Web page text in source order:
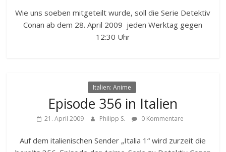
Wie uns soeben mitgeteilt wurde, soll die Serie Detektiv
Conan ab dem 28. April 2009 jeden Werktag gegen
12:30 Uhr
Italien: Anime
Episode 356 in Italien
21. April 2009 Philipp S. 0 Kommentare
Auf dem italienischen Sender „Italia 1“ wird zurzeit die